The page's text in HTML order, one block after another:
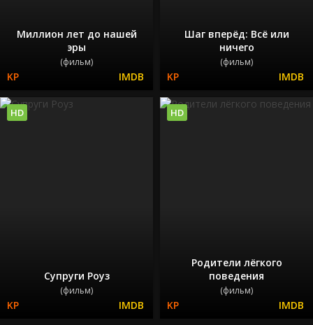
Миллион лет до нашей
эры
(фильм)
Шаг вперёд: Всё или
ничего
(фильм)
Супруги Роуз
(фильм)
HD
Родители лёгкого
поведения
(фильм)
HD